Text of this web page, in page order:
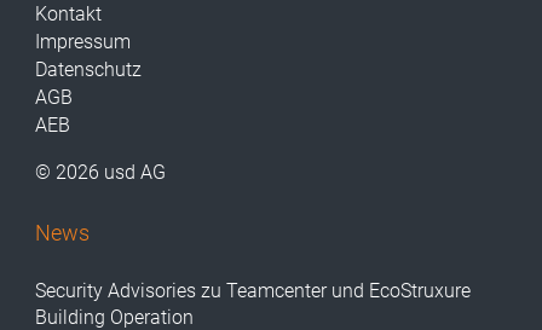
Kontakt
Impressum
Datenschutz
AGB
AEB
© 2026 usd AG
News
Security Advisories zu Teamcenter und EcoStruxure
Building Operation